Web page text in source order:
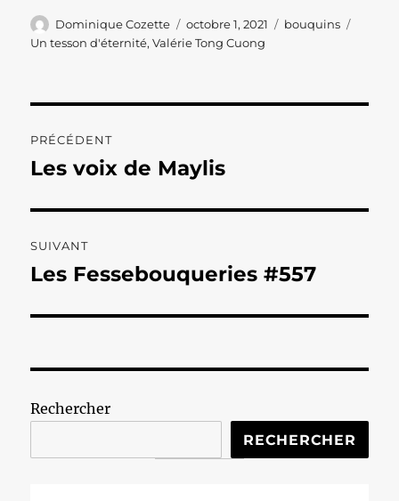
Auteur
Dominique Cozette
Publié
le
octobre 1, 2021 Catégories
bouquins
Un tesson d'éternité,Valérie Tong Cuong
de
PRÉCÉDENT
Publication
Les voix de Maylis
SUIVANT
Publication
Les Fessebouqueries #557
Rechercher
RECHERCHER